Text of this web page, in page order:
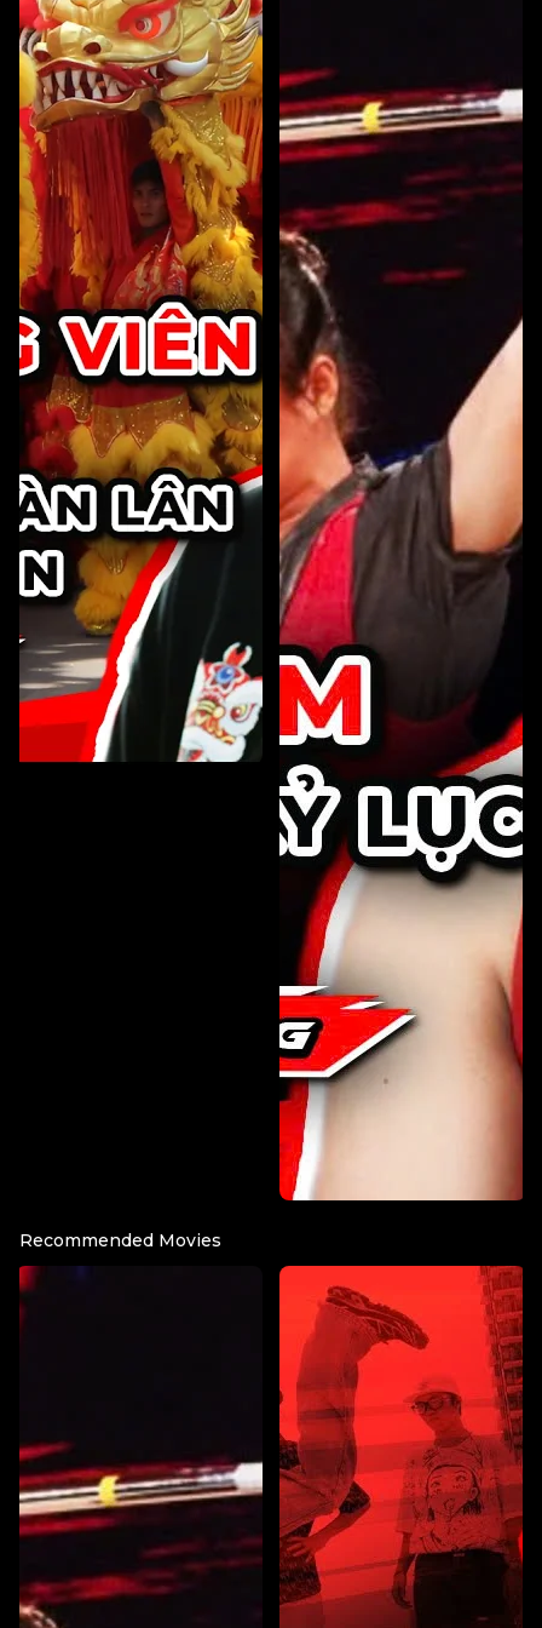
Recommended Movies